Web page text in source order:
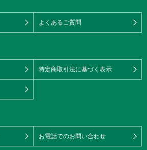
よくあるご質問
特定商取引法に基づく表示
お電話でのお問い合わせ